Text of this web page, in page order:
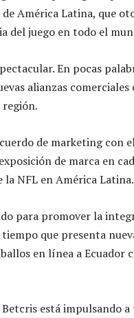
América Latina, que
del juego en todo el
En pocas
alianzas
de marketing con
de marca en
la NFL en América Latina.
para promover la
que presenta
en línea a
está impulsando